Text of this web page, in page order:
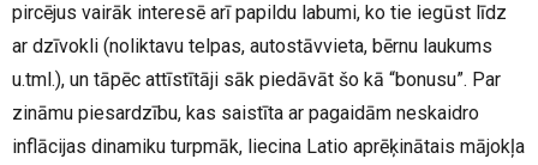
pircējus vairāk interesē arī papildu labumi, ko tie iegūst līdz
ar dzīvokli (noliktavu telpas, autostāvvieta, bērnu laukums
u.tml.), un tāpēc attīstītāji sāk piedāvāt šo kā “bonusu”. Par
zināmu piesardzību, kas saistīta ar pagaidām neskaidro
inflācijas dinamiku turpmāk, liecina Latio aprēķinātais mājokļa